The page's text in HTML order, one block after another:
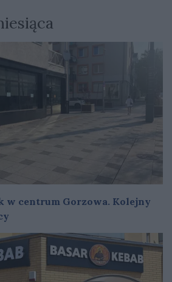
w centrum Gorzowa. Kolejny